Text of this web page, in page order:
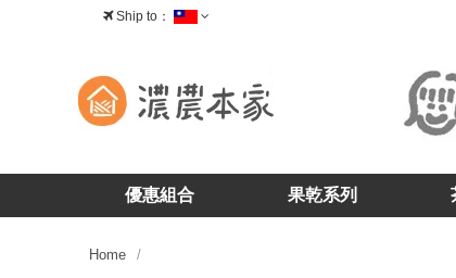
Ship to：
優惠組合 果乾系列
Home
prev